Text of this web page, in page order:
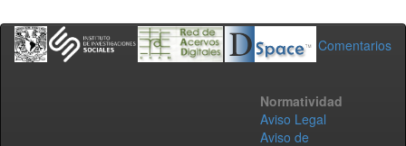
Comentarios
Normatividad
Aviso Legal
Aviso de